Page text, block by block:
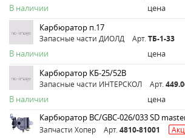
В наличии цена
Карбюратор п.17
Запасные части ДИОЛД Арт. ТБ-1-33
В наличии цена
Карбюратор КБ-25/52В
Запасные части ИНТЕРСКОЛ Арт.
В наличии цена
Карбюратор BC/GBC-026/033 SD
Запчасти Хопер Арт. 4810-81001